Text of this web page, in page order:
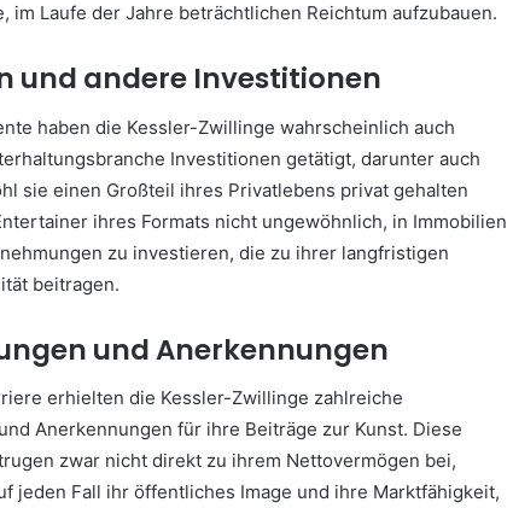
im Laufe der Jahre beträchtlichen Reichtum aufzubauen.
und andere Investitionen
haben die Kessler-Zwillinge wahrscheinlich auch
Investitionen getätigt, darunter auch
sie einen Großteil ihres Privatlebens privat gehalten
ihres Formats nicht ungewöhnlich, in Immobilien
zu investieren, die zu ihrer langfristigen
beitragen.
und Anerkennungen
erhielten die Kessler-Zwillinge zahlreiche
Anerkennungen für ihre Beiträge zur Kunst. Diese
zwar nicht direkt zu ihrem Nettovermögen bei,
jeden Fall ihr öffentliches Image und ihre Marktfähigkeit,